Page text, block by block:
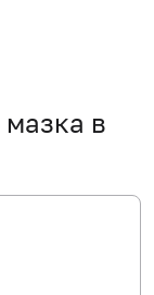
мазка в